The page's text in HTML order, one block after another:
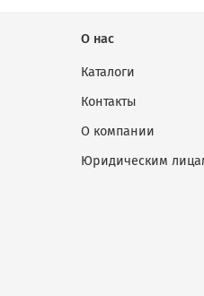
О нас
Каталоги
Контакты
О компании
Юридическим